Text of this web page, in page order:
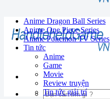
Anime Dragon Ball Series
Anime One Piece Series
Anime Pokemon TV Series
Tin tức
Anime
Game
Movie
Review truyện
Tin tức giải trí